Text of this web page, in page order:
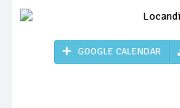
GOOGLE CALENDAR